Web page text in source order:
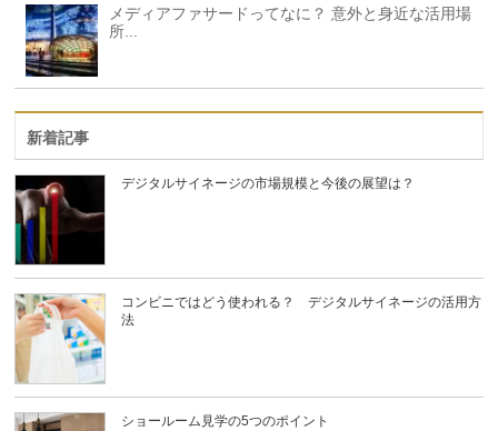
メディアファサードってなに？ 意外と身近な活用場
所...
新着記事
デジタルサイネージの市場規模と今後の展望は？
コンビニではどう使われる？ デジタルサイネージの活用方
法
ショールーム見学の5つのポイント